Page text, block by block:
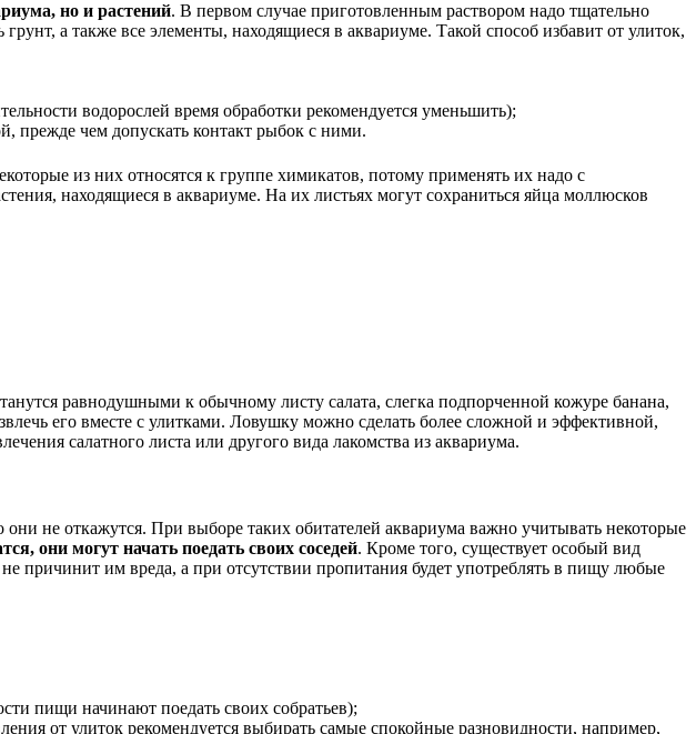
но и растений. В первом случае приготовленным раствором надо тщательно
а также все элементы, находящиеся в аквариуме. Такой способ избавит от улиток,
водорослей время обработки рекомендуется уменьшить);
прежде чем допускать контакт рыбок с ними.
из них относятся к группе химикатов, потому применять их надо с
находящиеся в аквариуме. На их листьях могут сохраниться яйца моллюсков
равнодушными к обычному листу салата, слегка подпорченной кожуре банана,
его вместе с улитками. Ловушку можно сделать более сложной и эффективной,
салатного листа или другого вида лакомства из аквариума.
не откажутся. При выборе таких обитателей аквариума важно учитывать некоторые
они могут начать поедать своих соседей. Кроме того, существует особый вид
причинит им вреда, а при отсутствии пропитания будет употреблять в пищу любые
пищи начинают поедать своих собратьев);
от улиток рекомендуется выбирать самые спокойные разновидности, например,